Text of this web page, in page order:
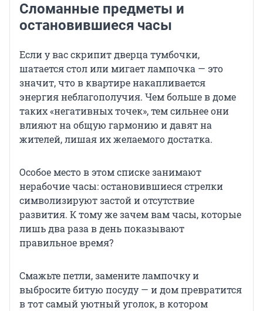
Сломанные предметы и
остановившиеся часы
Если у вас скрипит дверца тумбочки,
шатается стол или мигает лампочка — это
значит, что в квартире накапливается
энергия неблагополучия. Чем больше в доме
таких «негативных точек», тем сильнее они
влияют на общую гармонию и давят на
жителей, лишая их желаемого достатка.
Особое место в этом списке занимают
нерабочие часы: остановившиеся стрелки
символизируют застой и отсутствие
развития. К тому же зачем вам часы, которые
лишь два раза в день показывают
правильное время?
Смажьте петли, замените лампочку и
выбросите битую посуду — и дом превратится
в тот самый уютный уголок, в котором